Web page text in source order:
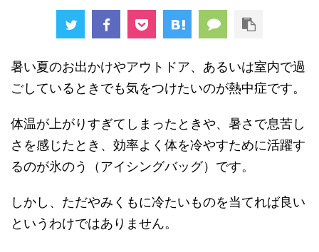
暑い夏のお出かけやアウトドア、あるいは室内で過
ごしているときでも気をつけたいのが熱中症です。
体温が上がりすぎてしまったときや、暑さで息苦し
さを感じたとき、効率よく体を冷やすために活躍す
るのが氷のう（アイシングバッグ）です。
しかし、ただやみくもに冷たいものを当てれば良い
というわけではありません。